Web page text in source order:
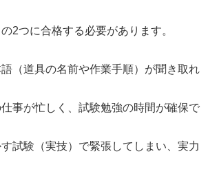
2つに合格する必要があります。
（道具の名前や作業手順）が聞き取れ
事が忙しく、試験勉強の時間が確保で
試験（実技）で緊張してしまい、実力